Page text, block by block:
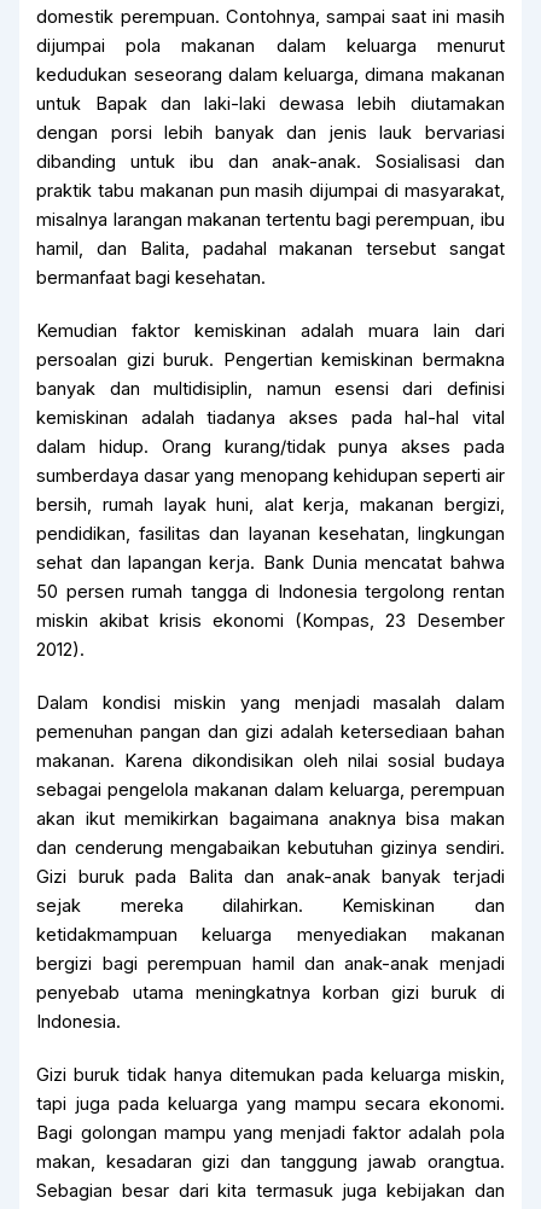
domestik perempuan. Contohnya, sampai saat ini masih
dijumpai pola makanan dalam keluarga menurut
kedudukan seseorang dalam keluarga, dimana makanan
untuk Bapak dan laki-laki dewasa lebih diutamakan
dengan porsi lebih banyak dan jenis lauk bervariasi
dibanding untuk ibu dan anak-anak. Sosialisasi dan
praktik tabu makanan pun masih dijumpai di masyarakat,
misalnya larangan makanan tertentu bagi perempuan, ibu
hamil, dan Balita, padahal makanan tersebut sangat
bermanfaat bagi kesehatan.
Kemudian faktor kemiskinan adalah muara lain dari
persoalan gizi buruk. Pengertian kemiskinan bermakna
banyak dan multidisiplin, namun esensi dari definisi
kemiskinan adalah tiadanya akses pada hal-hal vital
dalam hidup. Orang kurang/tidak punya akses pada
sumberdaya dasar yang menopang kehidupan seperti air
bersih, rumah layak huni, alat kerja, makanan bergizi,
pendidikan, fasilitas dan layanan kesehatan, lingkungan
sehat dan lapangan kerja. Bank Dunia mencatat bahwa
50 persen rumah tangga di Indonesia tergolong rentan
miskin akibat krisis ekonomi (Kompas, 23 Desember
2012).
Dalam kondisi miskin yang menjadi masalah dalam
pemenuhan pangan dan gizi adalah ketersediaan bahan
makanan. Karena dikondisikan oleh nilai sosial budaya
sebagai pengelola makanan dalam keluarga, perempuan
akan ikut memikirkan bagaimana anaknya bisa makan
dan cenderung mengabaikan kebutuhan gizinya sendiri.
Gizi buruk pada Balita dan anak-anak banyak terjadi
sejak mereka dilahirkan. Kemiskinan dan
ketidakmampuan keluarga menyediakan makanan
bergizi bagi perempuan hamil dan anak-anak menjadi
penyebab utama meningkatnya korban gizi buruk di
Indonesia.
Gizi buruk tidak hanya ditemukan pada keluarga miskin,
tapi juga pada keluarga yang mampu secara ekonomi.
Bagi golongan mampu yang menjadi faktor adalah pola
makan, kesadaran gizi dan tanggung jawab orangtua.
Sebagian besar dari kita termasuk juga kebijakan dan